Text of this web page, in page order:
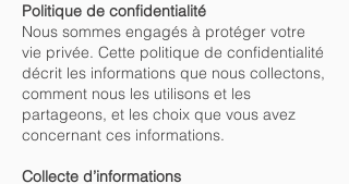
Politique de confidentialité
Nous sommes engagés à protéger votre
vie privée. Cette politique de confidentialité
décrit les informations que nous collectons,
comment nous les utilisons et les
partageons, et les choix que vous avez
concernant ces informations.
Collecte d’informations